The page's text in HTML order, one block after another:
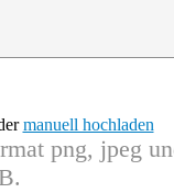
manuell hochladen
png, jpeg